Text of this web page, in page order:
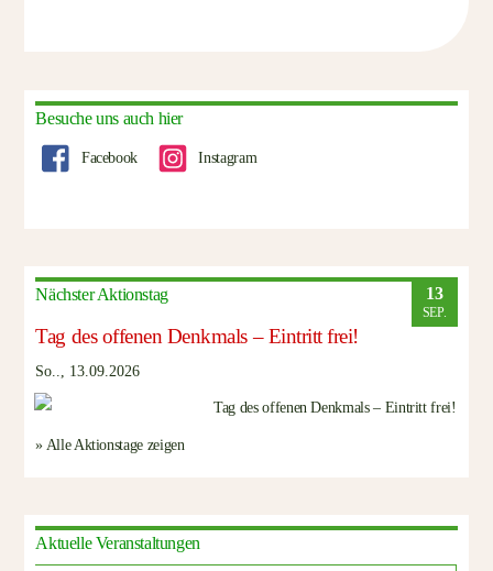
Besuche uns auch hier
Facebook Instagram
Nächster Aktionstag 13
SEP.
Tag des offenen Denkmals – Eintritt frei!
So.., 13.09.2026
» Alle Aktionstage zeigen
Aktuelle Veranstaltungen